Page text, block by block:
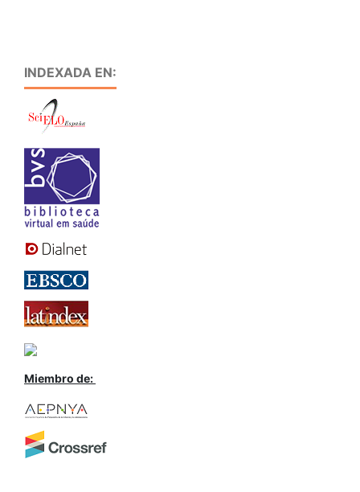
INDEXADA EN:
Miembro de: